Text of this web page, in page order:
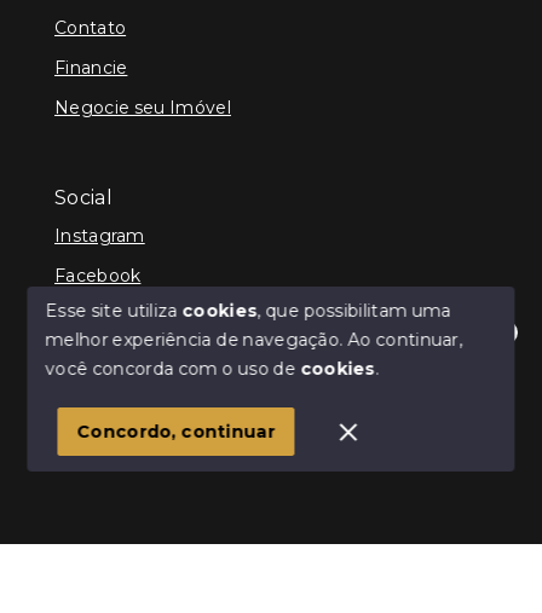
Olá! Estamos disponíveis para te ajudar.
Contato
Financie
Negocie seu Imóvel
Social
Instagram
Facebook
© Copyright 2026 - Infinity Imóveis Brasil Ltda - Todos
SITE PARA IMOBILIARIA
Esse site utiliza cookies, que possibilitam uma
melhor experiência de navegação.Ao continuar,
você concorda com o uso de cookies.
Concordo, continuar